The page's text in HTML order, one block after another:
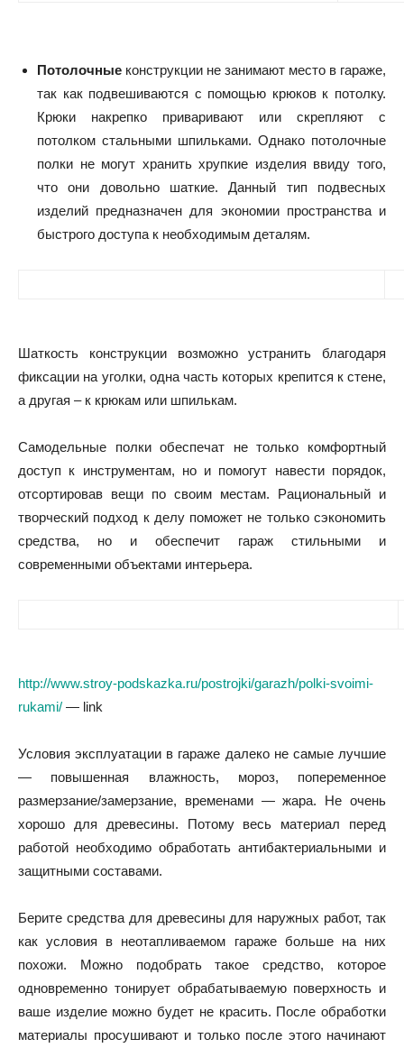
Потолочные конструкции не занимают место в гараже,
так как подвешиваются с помощью крюков к потолку.
Крюки накрепко приваривают или скрепляют с
потолком стальными шпильками. Однако потолочные
полки не могут хранить хрупкие изделия ввиду того,
что они довольно шаткие. Данный тип подвесных
изделий предназначен для экономии пространства и
быстрого доступа к необходимым деталям.
Шаткость конструкции возможно устранить благодаря
фиксации на уголки, одна часть которых крепится к стене,
а другая – к крюкам или шпилькам.
Самодельные полки обеспечат не только комфортный
доступ к инструментам, но и помогут навести порядок,
отсортировав вещи по своим местам. Рациональный и
творческий подход к делу поможет не только сэкономить
средства, но и обеспечит гараж стильными и
современными объектами интерьера.
http://www.stroy-podskazka.ru/postrojki/garazh/polki-svoimi-
rukami/ — link
Условия эксплуатации в гараже далеко не самые лучшие
— повышенная влажность, мороз, попеременное
размерзание/замерзание, временами — жара. Не очень
хорошо для древесины. Потому весь материал перед
работой необходимо обработать антибактериальными и
защитными составами.
Берите средства для древесины для наружных работ, так
как условия в неотапливаемом гараже больше на них
похожи. Можно подобрать такое средство, которое
одновременно тонирует обрабатываемую поверхность и
ваше изделие можно будет не красить. После обработки
материалы просушивают и только после этого начинают